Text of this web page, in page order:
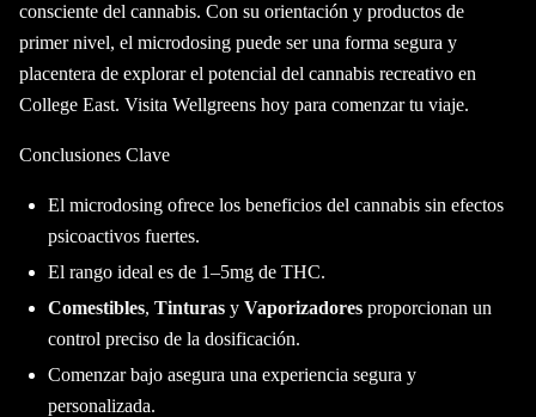
consciente del cannabis. Con su orientación y productos de
primer nivel, el microdosing puede ser una forma segura y
placentera de explorar el potencial del cannabis recreativo en
College East. Visita Wellgreens hoy para comenzar tu viaje.
Conclusiones Clave
El microdosing ofrece los beneficios del cannabis sin efectos
psicoactivos fuertes.
El rango ideal es de 1–5mg de THC.
Comestibles, Tinturas y Vaporizadores proporcionan un
control preciso de la dosificación.
Comenzar bajo asegura una experiencia segura y
personalizada.